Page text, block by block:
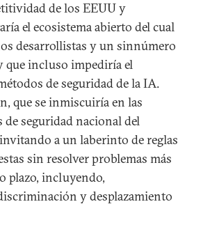
de los EEUU y
el ecosistema abierto del cual
desarrollistas y un sinnúmero
que incluso impediría el
de seguridad de la IA.
que se inmiscuiría en las
seguridad nacional del
a un laberinto de reglas
sin resolver problemas más
plazo, incluyendo,
y desplazamiento